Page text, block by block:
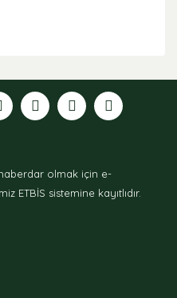
iletebilirsiniz.
ederiz.
bulunuyor.
pahalı.
olmalı.
olmak için e-
ETBİS sistemine kayıtlıdır.